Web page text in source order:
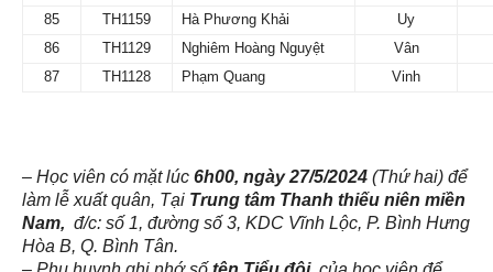
85
TH1159 Hà Phương Khải
Uy
86
TH1129 Nghiêm Hoàng Nguyệt
Vân
87
TH1128 Phạm Quang Vinh
– Học viên có mặt lúc 6h00, ngày 27/5/2024 (Thứ hai) để
làm lễ xuất quân, Tại Trung tâm Thanh thiếu niên miền
Nam, đ/c: số 1, đường số 3, KDC Vĩnh Lộc, P. Bình Hưng
Hòa B, Q. Bình Tân.